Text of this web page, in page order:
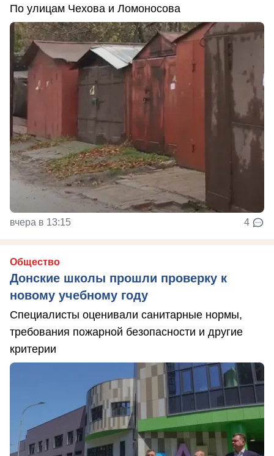
По улицам Чехова и Ломоносова
вчера в 13:15 4
Общество
Донские школы прошли проверку к
новому учебному году
Специалисты оценивали санитарные нормы,
требования пожарной безопасности и другие
критерии